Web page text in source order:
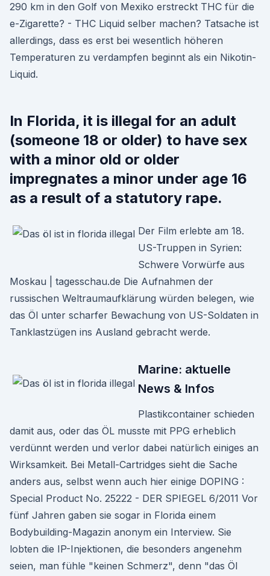
290 km in den Golf von Mexiko erstreckt THC für die
e-Zigarette? - THC Liquid selber machen? Tatsache ist
allerdings, dass es erst bei wesentlich höheren
Temperaturen zu verdampfen beginnt als ein Nikotin-
Liquid.
In Florida, it is illegal for an adult
(someone 18 or older) to have sex
with a minor old or older
impregnates a minor under age 16
as a result of a statutory rape.
Der Film erlebte am 18.
US-Truppen in Syrien:
Schwere Vorwürfe aus
Moskau | tagesschau.de Die Aufnahmen der
russischen Weltraumaufklärung würden belegen, wie
das Öl unter scharfer Bewachung von US-Soldaten in
Tanklastzügen ins Ausland gebracht werde.
Marine: aktuelle
News & Infos
Plastikcontainer schieden
damit aus, oder das ÖL musste mit PPG erheblich
verdünnt werden und verlor dabei natürlich einiges an
Wirksamkeit. Bei Metall-Cartridges sieht die Sache
anders aus, selbst wenn auch hier einige DOPING :
Special Product No. 25222 - DER SPIEGEL 6/2011 Vor
fünf Jahren gaben sie sogar in Florida einem
Bodybuilding-Magazin anonym ein Interview. Sie
lobten die IP-Injektionen, die besonders angenehm
seien, man fühle "keinen Schmerz", denn "das Öl ️